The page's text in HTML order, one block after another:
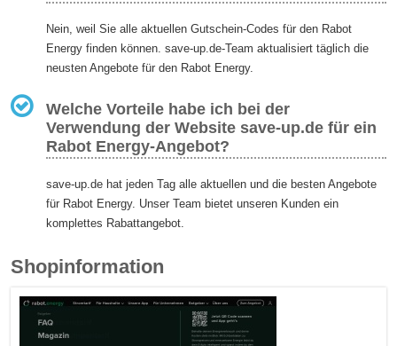
Nein, weil Sie alle aktuellen Gutschein-Codes für den Rabot
Energy finden können. save-up.de-Team aktualisiert täglich die
neusten Angebote für den Rabot Energy.
Welche Vorteile habe ich bei der
Verwendung der Website save-up.de für ein
Rabot Energy-Angebot?
save-up.de hat jeden Tag alle aktuellen und die besten Angebote
für Rabot Energy. Unser Team bietet unseren Kunden ein
komplettes Rabattangebot.
Shopinformation